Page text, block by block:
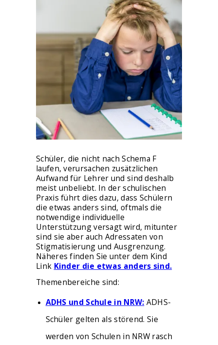
Schüler, die nicht nach Schema F
laufen, verursachen zusätzlichen
Aufwand für Lehrer und sind deshalb
meist unbeliebt. In der schulischen
Praxis führt dies dazu, dass Schülern
die etwas anders sind, oftmals die
notwendige individuelle
Unterstützung versagt wird, mitunter
sind sie aber auch Adressaten von
Stigmatisierung und Ausgrenzung.
Näheres finden Sie unter dem Kind
Link Kinder die etwas anders sind.
Themenbereiche sind:
ADHS und Schule in NRW: ADHS-
Schüler gelten als störend. Sie
werden von Schulen in NRW rasch